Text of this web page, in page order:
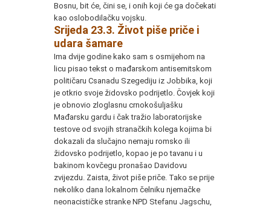
Bosnu, bit će, čini se, i onih koji će ga dočekati
kao oslobodilačku vojsku.
Srijeda 23.3. Život piše priče i
udara šamare
Ima dvije godine kako sam s osmijehom na
licu pisao tekst o mađarskom antisemitskom
političaru Csanadu Szegediju iz Jobbika, koji
je otkrio svoje židovsko podrijetlo. Čovjek koji
je obnovio zloglasnu crnokošuljašku
Mađarsku gardu i čak tražio laboratorijske
testove od svojih stranačkih kolega kojima bi
dokazali da slučajno nemaju romsko ili
židovsko podrijetlo, kopao je po tavanu i u
bakinom kovčegu pronašao Davidovu
zvijezdu. Zaista, život piše priče. Tako se prije
nekoliko dana lokalnom čelniku njemačke
neonacističke stranke NPD Stefanu Jagschu,